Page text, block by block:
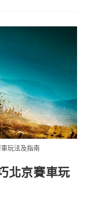
玩法及指南
北京賽車玩